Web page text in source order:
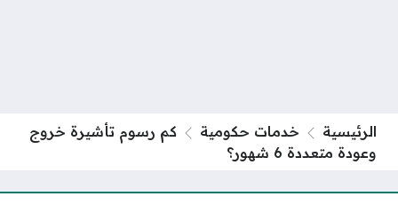
الرئيسية خدمات حكومية
كم رسوم تأشيرة خروج
وعودة متعددة 6 شهور؟